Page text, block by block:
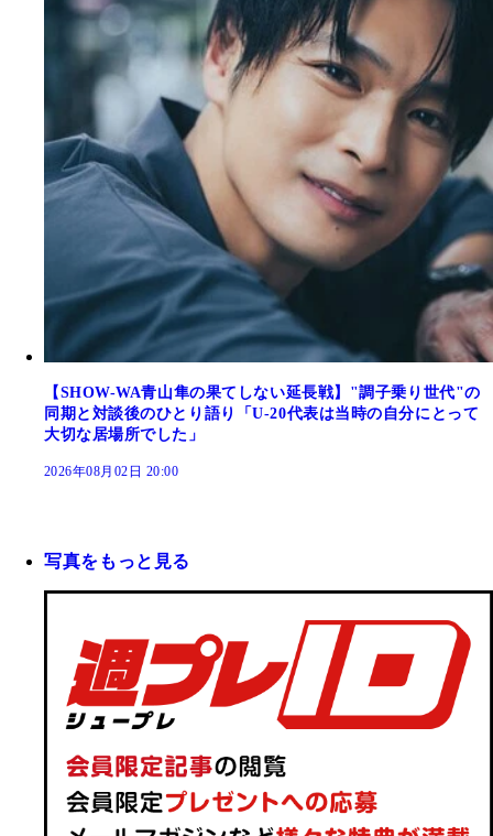
【SHOW-WA青山隼の果てしない延長戦】"調子乗り世代"の
同期と対談後のひとり語り「U-20代表は当時の自分にとって
大切な居場所でした」
2026年08月02日 20:00
写真をもっと見る